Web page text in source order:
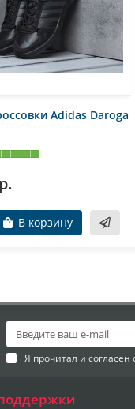
Adidas Daroga
В корзину
Я прочитал и согласен